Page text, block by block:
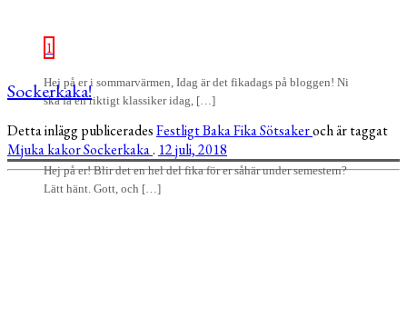
1
Hej på er! Blir det en hel del fika för er såhär under semestern?
Lätt hänt. Gott, och […]
Hej på er i sommarvärmen, Idag är det fikadags på bloggen! Ni
ska få en riktigt klassiker idag, […]
Sockerkaka!
Detta inlägg publiceradesFestligtBakaFikaSötsakeroch är taggat
Mjuka kakorSockerkaka. 12 juli, 2018